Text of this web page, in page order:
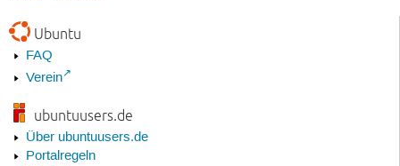
Ubuntu
FAQ
Verein
ubuntuusers.de
Über ubuntuusers.de
Portalregeln